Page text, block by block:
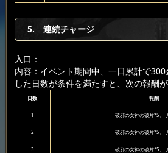
5. 連続チャージ
入口：
内容：イベント期間中、一日累計で
した日数が条件を満たすと、次の報酬が
日数 報酬
1 破邪の女神の破片*5、
2 破邪の女神の破片*5、
3 破邪の女神の破片*5、